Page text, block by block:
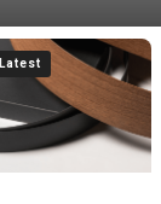
Latest